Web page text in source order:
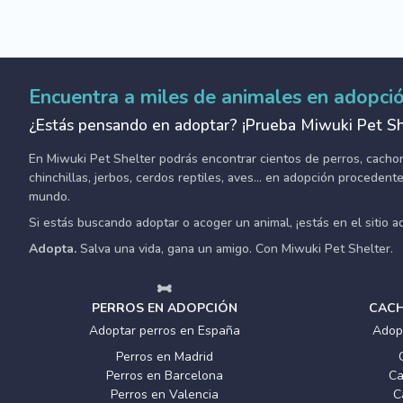
Encuentra a miles de animales en
¿Estás pensando en adoptar? ¡Prueba Miwuki Pet
En Miwuki Pet Shelter podrás encontrar cientos de perros,
chinchillas, jerbos, cerdos reptiles, aves... en adopción
mundo.
Si estás buscando adoptar o acoger un animal, ¡estás en el sitio
Adopta. Salva una vida, gana un amigo. Con Miwuki Pet Shelter.
PERROS EN ADOPCIÓN
Adoptar perros en España
Perros en Madrid
Perros en Barcelona
Perros en Valencia